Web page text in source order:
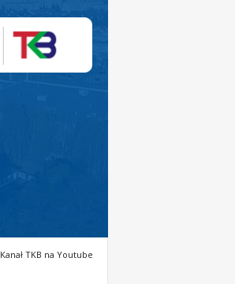
Kanał TKB na Youtube